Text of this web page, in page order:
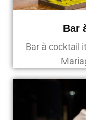
Bar
Bar à cocktail